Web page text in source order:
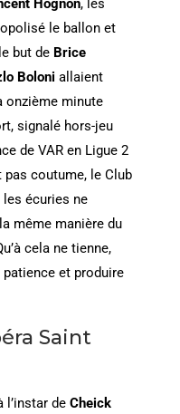
le ballon et
but de Brice
Boloni allaient
onzième minute
signalé hors-jeu
de VAR en Ligue 2
pas coutume, le Club
écuries ne
même manière du
cela ne tienne,
patience et produire
Saint
l’instar de Cheick